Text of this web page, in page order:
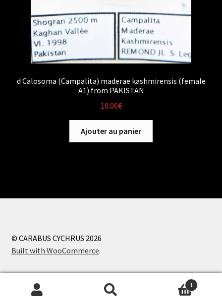
d Calosoma (Campalita) maderae kashmirensis (female
A1) from PAKISTAN
10.00€
Ajouter au panier
© CARABUS CYCHRUS 2026
Built with WooCommerce.
Recherche
Recherche
1